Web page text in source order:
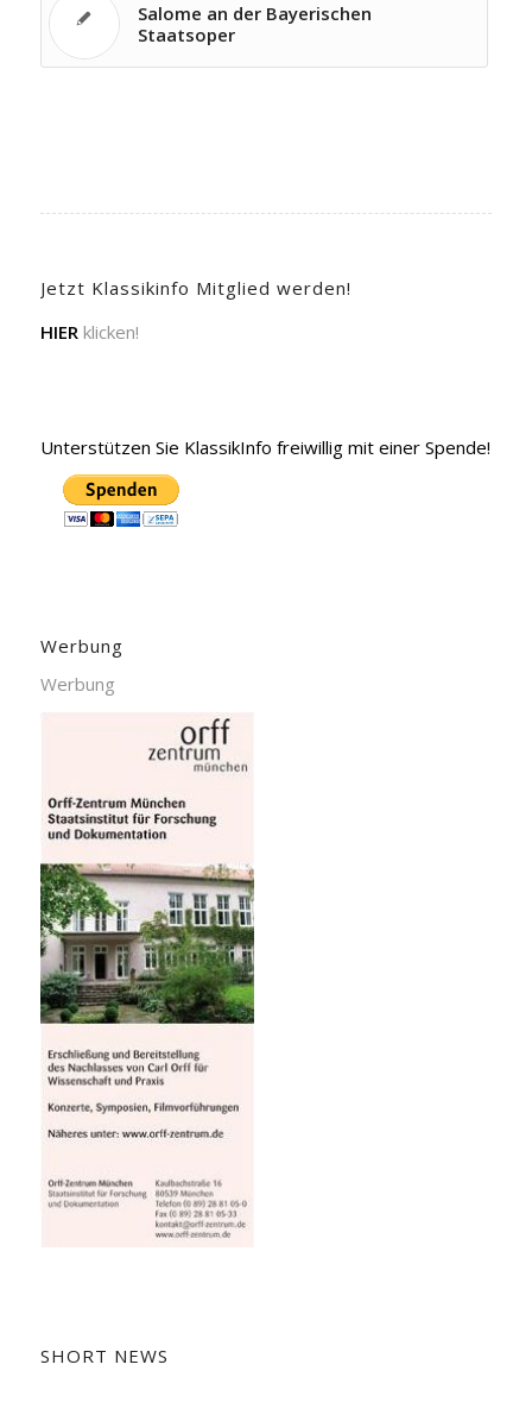
Salome an der Bayerischen
Staatsoper
Jetzt Klassikinfo Mitglied werden!
HIER klicken!
Unterstützen Sie KlassikInfo freiwillig mit einer Spende!
Werbung
Werbung
SHORT NEWS